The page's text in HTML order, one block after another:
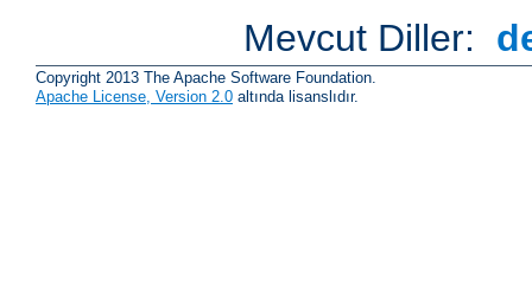
Mevcut Diller:
Copyright 2013 The Apache Software Foundation.
Apache License, Version 2.0 altında lisanslıdır.